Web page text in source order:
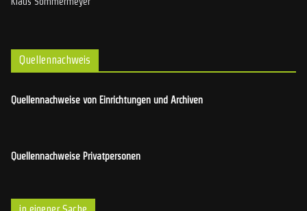
Quellennachweis
Quellennachweise von Einrichtungen und Archiven
Quellennachweise Privatpersonen